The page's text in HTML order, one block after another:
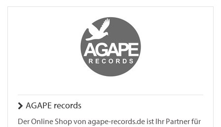
AGAPE records
Der Online Shop von agape-records.de ist Ihr Partner für